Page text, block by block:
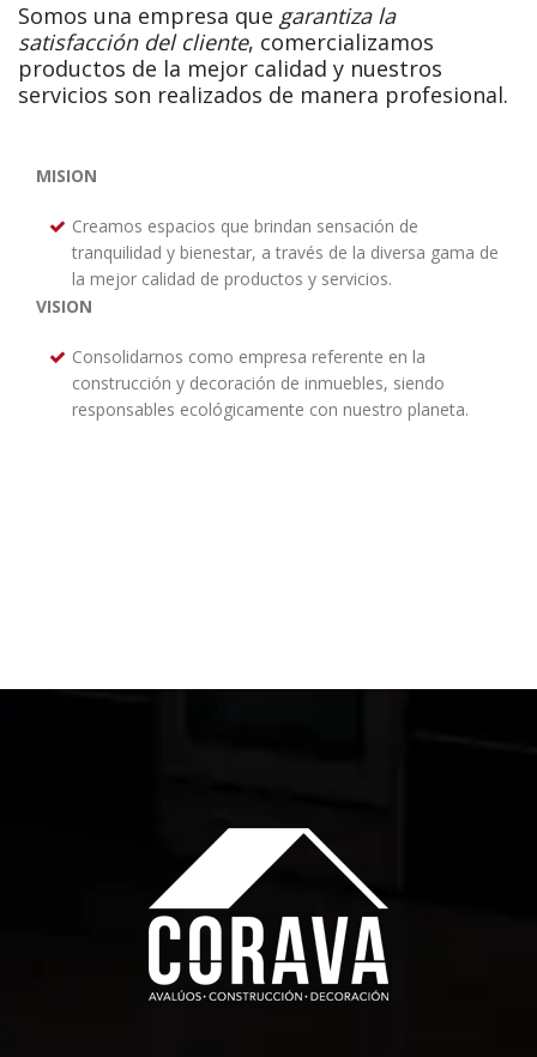
Somos una empresa que garantiza la
satisfacción del cliente, comercializamos
productos de la mejor calidad y nuestros
servicios son realizados de manera profesional.
MISION
Creamos espacios que brindan sensación de
tranquilidad y bienestar, a través de la diversa gama de
la mejor calidad de productos y servicios.
VISION
Consolidarnos como empresa referente en la
construcción y decoración de inmuebles, siendo
responsables ecológicamente con nuestro planeta.